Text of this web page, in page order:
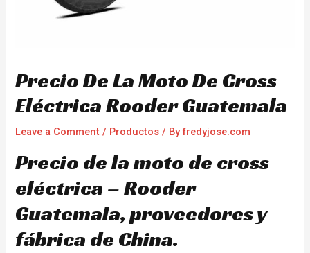
Precio De La Moto De Cross
Eléctrica Rooder Guatemala
Leave a Comment / Productos / Byfredyjose.com
Precio de la moto de cross
eléctrica – Rooder
Guatemala, proveedores y
fábrica de China.